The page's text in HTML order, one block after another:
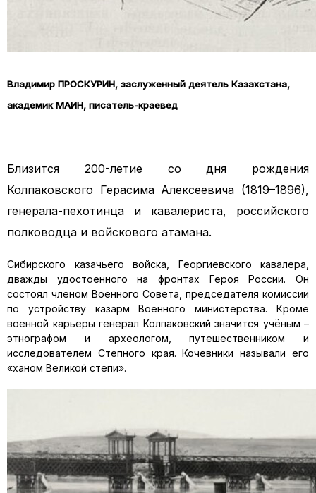
Владимир ПРОСКУРИН, заслуженный деятель Казахстана,
академик МАИН, писатель-краевед
Близится 200-летие со дня рождения
Колпаковского Герасима Алексеевича (1819–1896),
генерала-пехотинца и кавалериста, российского
полководца и войскового атамана.
Сибирского казачьего войска, Георгиевского кавалера,
дважды удостоенного на фронтах Героя России. Он
состоял членом Военного Совета, председателя комиссии
по устройству казарм Военного министерства. Кроме
военной карьеры генерал Колпаковский значится учёным –
этнографом и археологом, путешественником и
исследователем Степного края. Кочевники называли его
«ханом Великой степи».